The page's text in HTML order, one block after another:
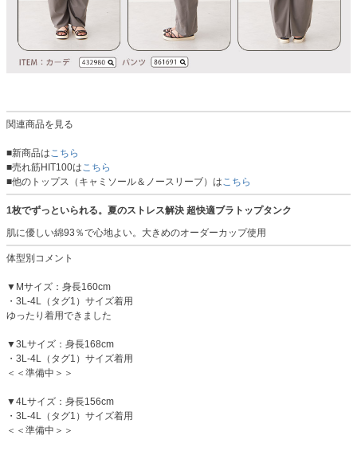
関連商品を見る
■新商品はこちら
■売れ筋HIT100はこちら
■他のトップス（キャミソール＆ノースリーブ）はこちら
1枚でずっといられる。夏のストレス解決 超快適ブラトップタンク
肌に優しい綿93％で心地よい。大きめのオーダーカップ使用
体型別コメント
▼Mサイズ：身長160cm
・3L-4L（タグ1）サイズ着用
ゆったり着用できました
▼3Lサイズ：身長168cm
・3L-4L（タグ1）サイズ着用
＜＜準備中＞＞
▼4Lサイズ：身長156cm
・3L-4L（タグ1）サイズ着用
＜＜準備中＞＞